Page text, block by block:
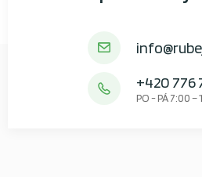
+420 776
PO - PÁ 7:00 –